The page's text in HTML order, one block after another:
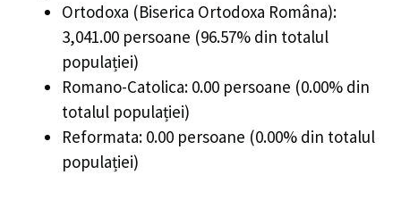
Ortodoxa (Biserica Ortodoxa Româna):
3,041.00 persoane (96.57% din totalul
populației)
Romano-Catolica: 0.00 persoane (0.00% din
totalul populației)
Reformata: 0.00 persoane (0.00% din totalul
populației)